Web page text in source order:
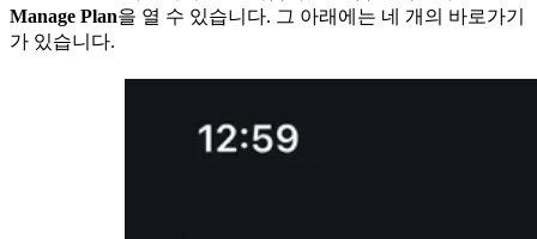
Manage Plan을 열 수 있습니다. 그 아래에는 네 개의 바로가기
가 있습니다.